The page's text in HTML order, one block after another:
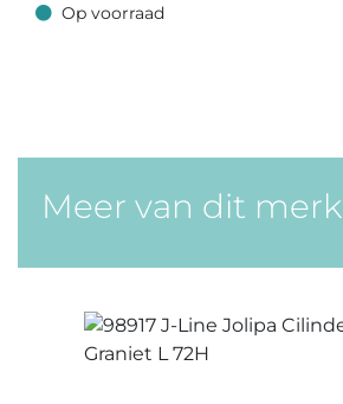
Op voorraad
Op voorraad
Meer van dit merk